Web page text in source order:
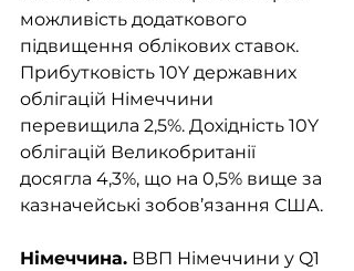
можливість додаткового
підвищення облікових ставок.
Прибутковість 10Y державних
облігацій Німеччини
перевищила 2,5%. Дохідність 10Y
облігацій Великобританії
досягла 4,3%, що на 0,5% вище за
казначейські зобов’язання США.
Німеччина. ВВП Німеччини у Q1